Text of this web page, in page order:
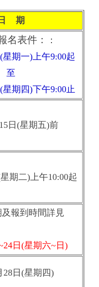
日 期
名表件：
：
星期一)上午9:00起
至
星期四)下午9:00止
日(星期五)前
期二)上午10:00起
及報到時間詳見
日(星期六~日)
28日(星期四)